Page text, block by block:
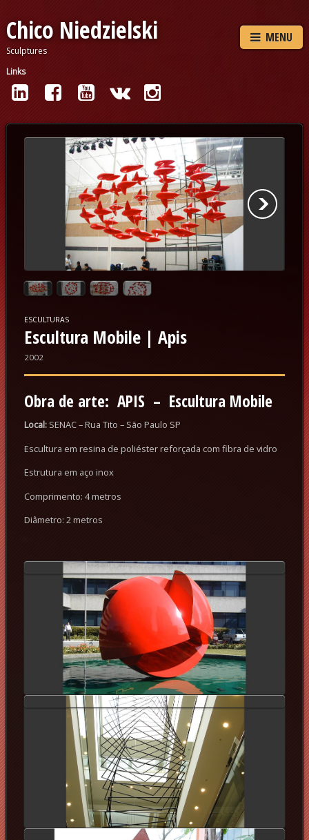
Chico Niedzielski
Sculptures
MENU
Links
ESCULTURAS
Escultura Mobile | Apis
2002
Obra de arte: APIS – Escultura Mobile
Local:SENAC – Rua Tito – São Paulo SP
Escultura em resina de poliéster reforçada com fibra de vidro
Estrutura em aço inox
Comprimento: 4 metros
Diâmetro: 2 metros